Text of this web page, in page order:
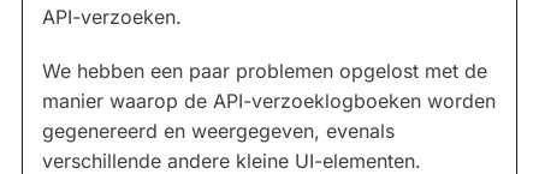
API-verzoeken.
We hebben een paar problemen opgelost met de
manier waarop de API-verzoeklogboeken worden
gegenereerd en weergegeven, evenals
verschillende andere kleine UI-elementen.